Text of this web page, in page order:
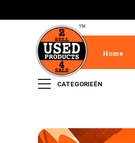
Home
CATEGORIEËN